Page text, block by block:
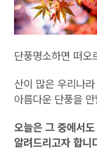
단풍명소하면 떠오
산이 많은 우리나
아름다운 단풍을
오늘은 그 중에서
알려드리고자 합니